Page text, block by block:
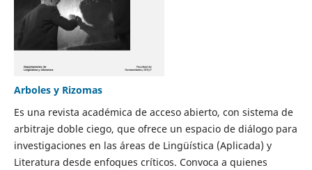
Arboles y Rizomas
Es una revista académica de acceso abierto, con sistema de
arbitraje doble ciego, que ofrece un espacio de diálogo para
investigaciones en las áreas de Lingüística (Aplicada) y
Literatura desde enfoques críticos. Convoca a quienes